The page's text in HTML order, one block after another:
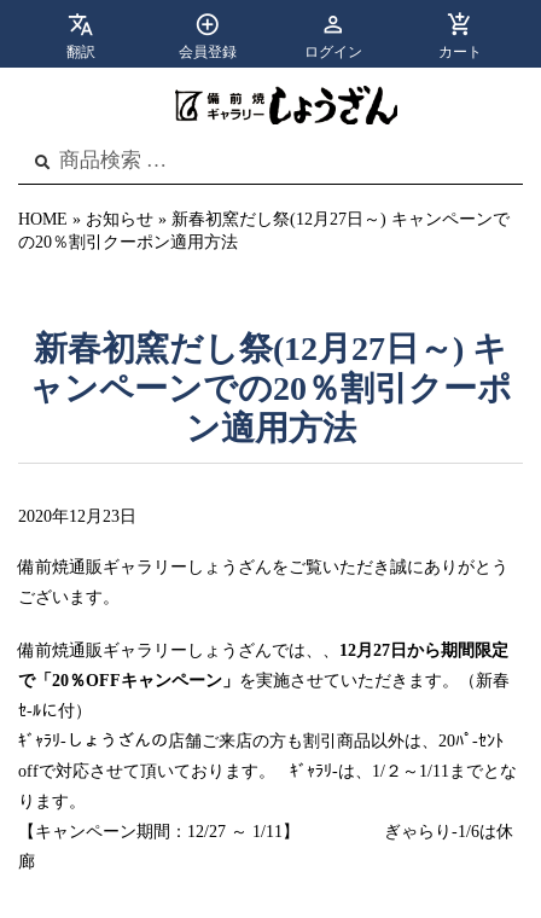
翻訳 会員登録 ログイン カート
結
検
索
HOME » お知らせ » 新春初窯だし祭(12月27日～) キャンペーンで
の20％割引クーポン適用方法
新春初窯だし祭(12月27日～) キ
ャンペーンでの20％割引クーポ
ン適用方法
2020年12月23日
備前焼通販ギャラリーしょうざんをご覧いただき誠にありがとう
ございます。
備前焼通販ギャラリーしょうざんでは、、 12月27日から期間限定
で「20％OFFキャンペーン」 を実施させていただきます。（新春
ｾ-ﾙに付）
ｷﾞｬﾗﾘ-しょうざんの店舗ご来店の方も割引商品以外は、20ﾊﾟ-ｾﾝﾄ
offで対応させて頂いております。 ｷﾞｬﾗﾘ-は、1/２～1/11までとな
ります。
【キャンペーン期間：12/27 ～ 1/11】 ぎゃらり-1/6は休
廊